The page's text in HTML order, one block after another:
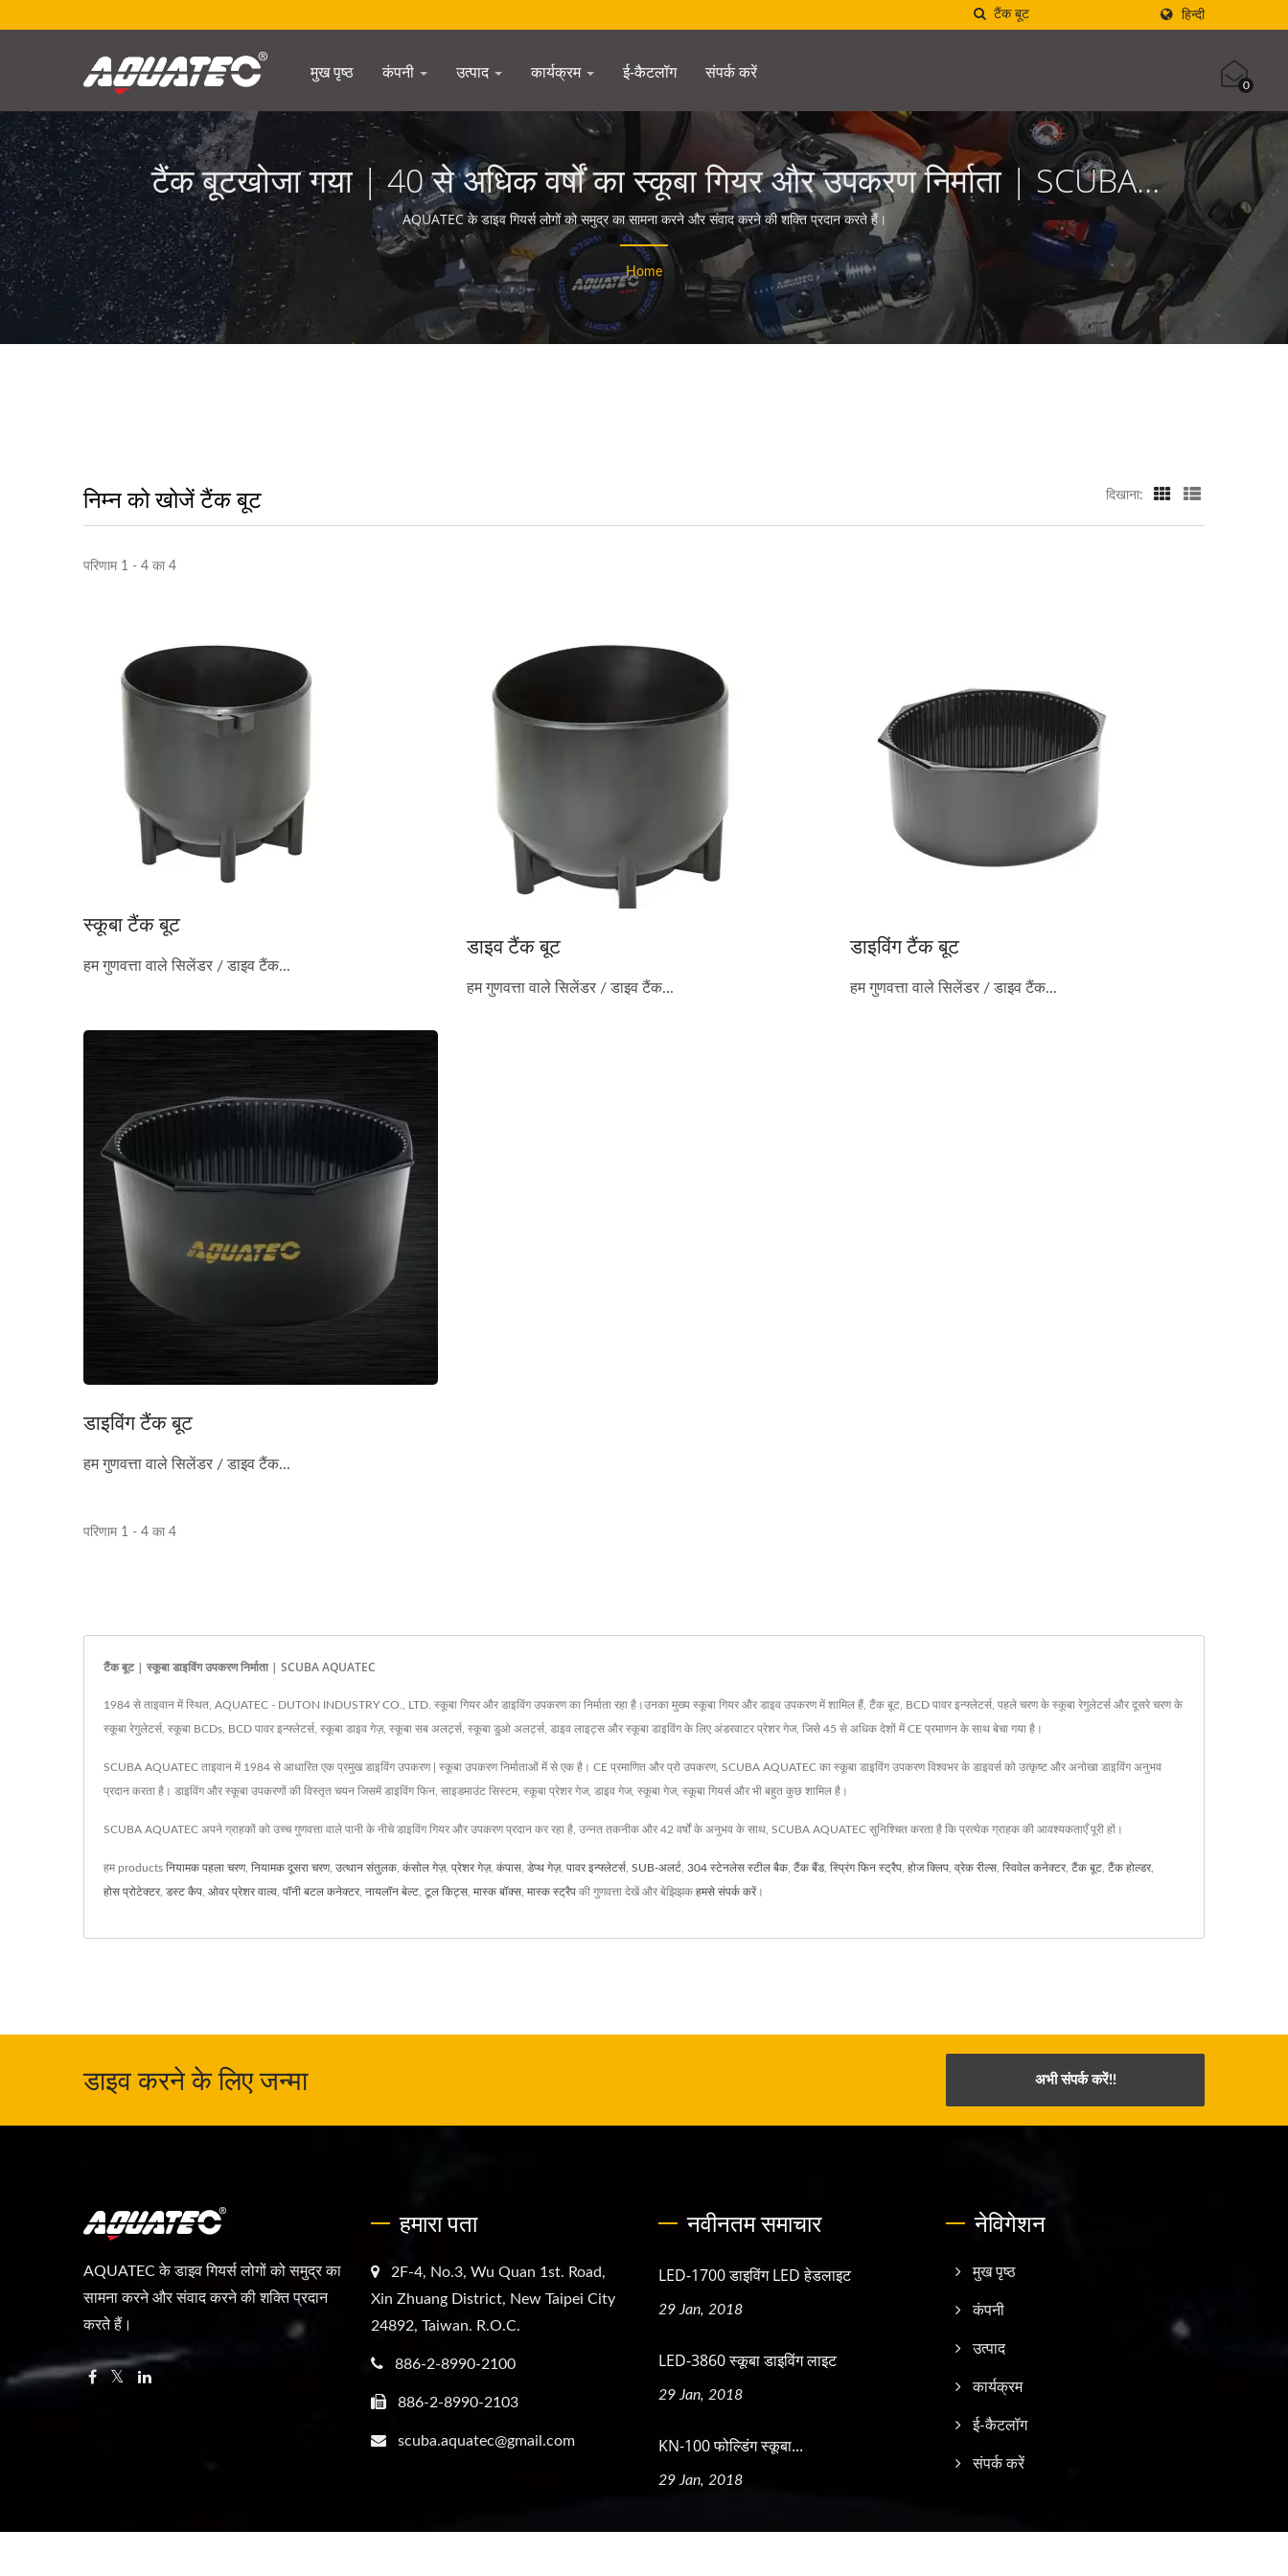
हिन्दी
मुख पृष्ठ कंपनी उत्पाद कार्यक्रम ई-कैटलॉग संपर्क करें
0
टैंक बूटखोजा गया | 40 से अधिक वर्षों का स्कूबा गियर और उपकरण निर्माता | SCUBA
AQUATEC
AQUATEC के डाइव गियर्स लोगों को समुद्र का सामना करने और संवाद करने की शक्ति प्रदान करते हैं।
Home
निम्न को खोजें टैंक बूट दिखाना:
परिणाम 1 - 4 का 4
स्कूबा टैंक बूट
हम गुणवत्ता वाले सिलेंडर / डाइव टैंक...
डाइव टैंक बूट
हम गुणवत्ता वाले सिलेंडर / डाइव टैंक...
डाइविंग टैंक बूट
हम गुणवत्ता वाले सिलेंडर / डाइव टैंक...
डाइविंग टैंक बूट
हम गुणवत्ता वाले सिलेंडर / डाइव टैंक...
परिणाम 1 - 4 का 4
टैंक बूट | स्कूबा डाइविंग उपकरण निर्माता | SCUBA AQUATEC
1984 से ताइवान में स्थित, AQUATEC - DUTON INDUSTRY CO., LTD. स्कूबा गियर और डाइविंग उपकरण का निर्माता रहा है।उनका मुख्य स्कूबा गियर और डाइव उपकरण में शामिल हैं, टैंक बूट, BCD पावर इन्फ्लेटर्स, पहले चरण के स्कूबा रेगुलेटर्स और दूसरे चरण के
स्कूबा रेगुलेटर्स, स्कूबा BCDs, BCD पावर इन्फ्लेटर्स, स्कूबा डाइव गेज़, स्कूबा सब अलर्ट्स, स्कूबा डुओ अलर्ट्स, डाइव लाइट्स और स्कूबा डाइविंग के लिए अंडरवाटर प्रेशर गेज, जिसे 45 से अधिक देशों में CE प्रमाणन के साथ बेचा गया है।
SCUBA AQUATEC ताइवान में 1984 से आधारित एक प्रमुख डाइविंग उपकरण | स्कूबा उपकरण निर्माताओं में से एक है। CE प्रमाणित और प्रो उपकरण, SCUBA AQUATEC का स्कूबा डाइविंग उपकरण विश्वभर के डाइवर्स को उत्कृष्ट और अनोखा डाइविंग अनुभव
प्रदान करता है। डाइविंग और स्कूबा उपकरणों की विस्तृत चयन जिसमें डाइविंग फिन, साइडमाउंट सिस्टम, स्कूबा प्रेशर गेज, डाइव गेज, स्कूबा गेज, स्कूबा गियर्स और भी बहुत कुछ शामिल है।
SCUBA AQUATEC अपने ग्राहकों को उच्च गुणवत्ता वाले पानी के नीचे डाइविंग गियर और उपकरण प्रदान कर रहा है, उन्नत तकनीक और 42 वर्षों के अनुभव के साथ, SCUBA AQUATEC सुनिश्चित करता है कि प्रत्येक ग्राहक की आवश्यकताएँ पूरी हों।
हम products नियामक पहला चरण, नियामक दूसरा चरण, उत्थान संतुलक कंसोल गेज़, प्रेशर गेज़, कंपास डेप्थ गेज़, पावर इन्फ्लेटर्स SUB-अलर्ट 304 स्टेनलेस स्टील बैक टैंक बैंड, स्प्रिंग फिन स्ट्रैप होज क्लिप व्रेक रील्स स्विवेल कनेक्टर, टैंक बूट टैंक होल्डर,
होस प्रोटेक्टर, डस्ट कैप ओवर प्रेशर वाल्व पॉनी बटल कनेक्टर, नायलॉन बेल्ट टूल किट्स मास्क बॉक्स मास्क स्ट्रैप की गुणवत्ता देखें और बेझिझक हमसे संपर्क करें।
डाइव करने के लिए जन्मा अभी संपर्क करें!!
AQUATEC के डाइव गियर्स लोगों को समुद्र का
सामना करने और संवाद करने की शक्ति प्रदान
करते हैं।
हमारा पता
2F-4, No.3, Wu Quan 1st. Road,
Xin Zhuang District, New Taipei City
24892, Taiwan. R.O.C.
886-2-8990-2100
886-2-8990-2103
scuba.aquatec@gmail.com
नवीनतम समाचार
LED-1700 डाइविंग LED हेडलाइट
29 Jan, 2018
LED-3860 स्कूबा डाइविंग लाइट
29 Jan, 2018
KN-100 फोल्डिंग स्कूबा...
29 Jan, 2018
नेविगेशन
मुख पृष्ठ
कंपनी
उत्पाद
कार्यक्रम
ई-कैटलॉग
संपर्क करें